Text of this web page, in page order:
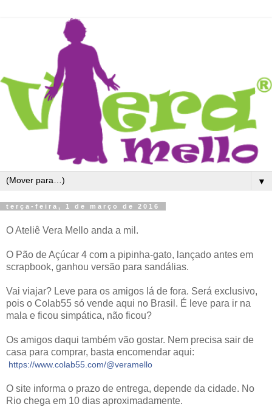
▼
terça-feira, 1 de março de 2016
O Ateliê Vera Mello anda a mil.
O Pão de Açúcar 4 com a pipinha-gato, lançado antes em
scrapbook, ganhou versão para sandálias.
Vai viajar? Leve para os amigos lá de fora. Será exclusivo,
pois o Colab55 só vende aqui no Brasil. É leve para ir na
mala e ficou simpática, não ficou?
Os amigos daqui também vão gostar. Nem precisa sair de
casa para comprar, basta encomendar aqui:
https://www.colab55.com/@veramello
O site informa o prazo de entrega, depende da cidade. No
Rio chega em 10 dias aproximadamente.